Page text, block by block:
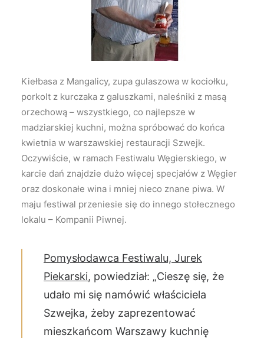
Kiełbasa z Mangalicy, zupa gulaszowa w kociołku,
porkolt z kurczaka z galuszkami, naleśniki z masą
orzechową – wszystkiego, co najlepsze w
madziarskiej kuchni, można spróbować do końca
kwietnia w warszawskiej restauracji Szwejk.
Oczywiście, w ramach Festiwalu Węgierskiego, w
karcie dań znajdzie dużo więcej specjałów z Węgier
oraz doskonałe wina i mniej nieco znane piwa. W
maju festiwal przeniesie się do innego stołecznego
lokalu – Kompanii Piwnej.
Pomysłodawca Festiwalu, Jurek
Piekarski, powiedział: „Cieszę się, że
udało mi się namówić właściciela
Szwejka, żeby zaprezentować
mieszkańcom Warszawy kuchnię